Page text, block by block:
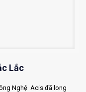
Lắc
Nghệ Acis đã long